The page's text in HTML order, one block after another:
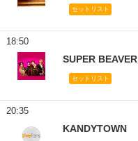
セットリスト
18:50
SUPER BEAVER
セットリスト
20:35
KANDYTOWN